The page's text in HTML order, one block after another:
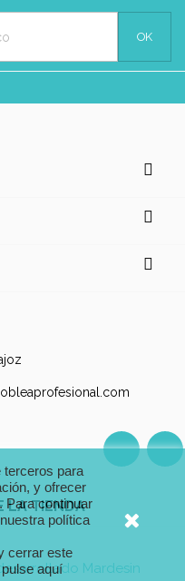



LA TIENDA
terceros para
y ofrecer
Para continuar
política
cerrar este
aquí Mardesin